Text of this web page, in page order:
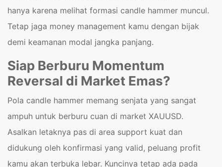
hanya karena melihat formasi candle hammer muncul.
Tetap jaga money management kamu dengan bijak
demi keamanan modal jangka panjang.
Siap Berburu Momentum
Reversal di Market Emas?
Pola candle hammer memang senjata yang sangat
ampuh untuk berburu cuan di market XAUUSD.
Asalkan letaknya pas di area support kuat dan
didukung oleh konfirmasi yang valid, peluang profit
kamu akan terbuka lebar. Kuncinya tetap ada pada